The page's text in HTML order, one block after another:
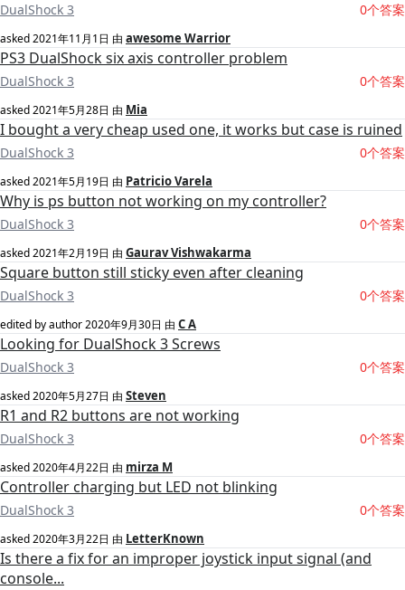
DualShock 3 0个答案
asked2021年11月1日 由 awesome Warrior
PS3 DualShock six axis controller problem
DualShock 3 0个答案
asked2021年5月28日 由 Mia
I bought a very cheap used one, it works but case is ruined
DualShock 3 0个答案
asked2021年5月19日 由 Patricio Varela
Why is ps button not working on my controller?
DualShock 3 0个答案
asked2021年2月19日 由 Gaurav Vishwakarma
Square button still sticky even after cleaning
DualShock 3 0个答案
edited by author2020年9月30日 由 C A
Looking for DualShock 3 Screws
DualShock 3 0个答案
asked2020年5月27日 由 Steven
R1 and R2 buttons are not working
DualShock 3 0个答案
asked2020年4月22日 由 mirza M
Controller charging but LED not blinking
DualShock 3 0个答案
asked2020年3月22日 由 LetterKnown
Is there a fix for an improper joystick input signal (and
console...